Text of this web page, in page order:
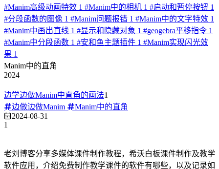
#Manim高级动画特效 1 #Manim中的相机 1 #启动和暂停按钮 1
#分段函数的图像 1 #Manim问题报错 1 #Manim中的文字特效 1
#Manim中画出直线 1 #显示和隐藏对象 1 #geogebra平移指令 1
#Manim中分段函数 1 #安和鱼主题插件 1 #Manim实现闪光效
果 1
Manim中的直角
2024
边学边做Manim中直角的画法1
边做边做Manim
Manim中的直角
2024-08-31
1
老刘博客分享多媒体课件制作教程，希沃白板课件制作及教学
软件应用，介绍免费制作教学课件的软件有哪些，以及记录如